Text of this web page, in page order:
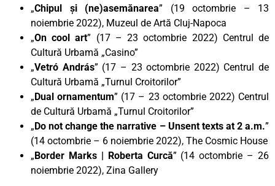
„Chipul și (ne)asemănarea” (19 octombrie – 13
noiembrie 2022), Muzeul de Artă Cluj-Napoca
„On cool art” (17 – 23 octombrie 2022) Centrul de
Cultură Urbamă „Casino”
„Vetró András” (17 – 23 octombrie 2022) Centrul de
Cultură Urbamă „Turnul Croitorilor”
„Dual ornamentum” (17 – 23 octombrie 2022) Centrul
de Cultură Urbamă „Turnul Croitorilor”
„Do not change the narrative – Unsent texts at 2 a.m.”
(14 octombrie – 6 noiembrie 2022), The Cosmic House
„Border Marks | Roberta Curcă” (14 octombrie – 26
noiembrie 2022), Zina Gallery